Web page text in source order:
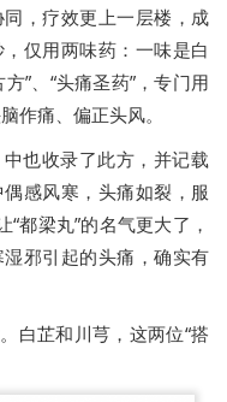
，疗效更上一层楼，成
仅用两味药：一味是白
”、“头痛圣药”，专门用
作痛、偏正头风。
也收录了此方，并记载
感风寒，头痛如裂，服
都梁丸”的名气更大了，
邪引起的头痛，确实有
白芷和川芎，这两位“搭